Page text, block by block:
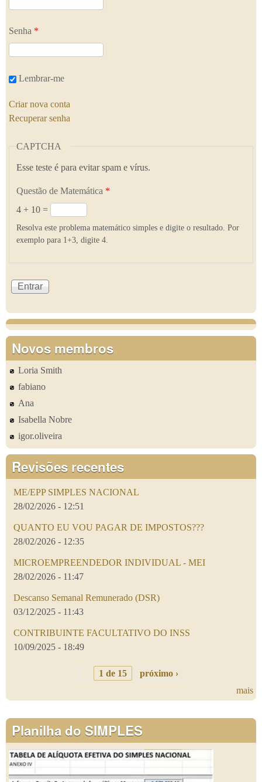
Senha *
Lembrar-me
Criar nova conta
Recuperar senha
CAPTCHA
Esse teste é para evitar spam e vírus.
Questão de Matemática *
4 + 10 =
Resolva este problema matemático simples e digite o resultado. Por
exemplo para 1+3, digite 4.
Novos membros
Loria Smith
fabiano
Ana
Isabella Nobre
igor.oliveira
Revisões recentes
ME/EPP SIMPLES NACIONAL
28/02/2026 - 12:51
QUANTO EU VOU PAGAR DE IMPOSTOS???
28/02/2026 - 12:35
MICROEMPREENDEDOR INDIVIDUAL - MEI
28/02/2026 - 11:47
Descanso Semanal Remunerado (DSR)
03/12/2025 - 11:43
CONTRIBUINTE FACULTATIVO DO INSS
10/09/2025 - 18:49
1 de 15
próximo ›
mais
Planilha do SIMPLES